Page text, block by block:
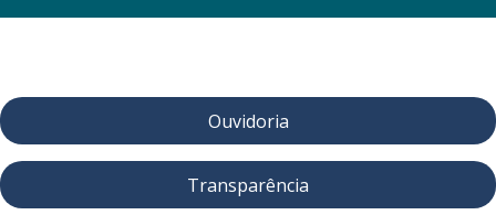
Ouvidoria
Transparência